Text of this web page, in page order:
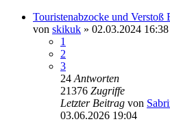
Touristenabzocke und
von skikuk » 02.03.2024 16:38
1
2
3
24 Antworten
21376 Zugriffe
Letzter Beitrag von
03.06.2026 19:04